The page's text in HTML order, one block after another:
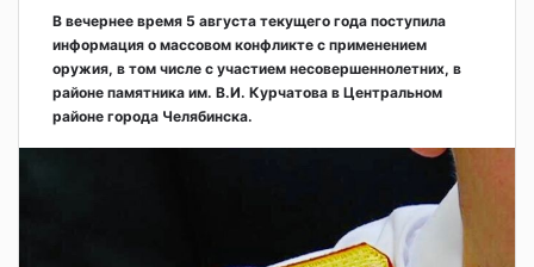
В вечернее время 5 августа текущего года поступила
информация о массовом конфликте с применением
оружия, в том числе с участием несовершеннолетних, в
районе памятника им. В.И. Курчатова в Центральном
районе города Челябинска.